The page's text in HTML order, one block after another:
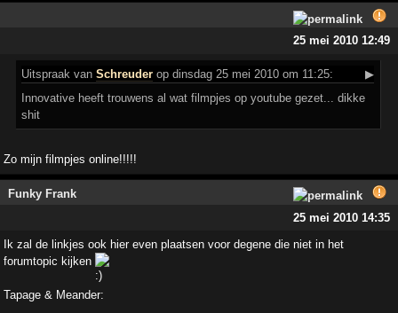
25 mei 2010 12:49
Uitspraak vanSchreuder op dinsdag 25 mei 2010 om 11:25:
▶
Innovative heeft trouwens al wat filmpjes op youtube gezet... dikke
shit
Zo mijn filmpjes online!!!!!
Funky Frank
25 mei 2010 14:35
Ik zal de linkjes ook hier even plaatsen voor degene die niet in het
forumtopic kijken
Tapage & Meander: